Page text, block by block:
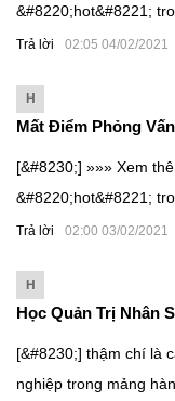
&#8220;hot&#8221;
Trả lời 02:05 04/02/2021
H
Mất Điểm Phỏng
[&#8230;] »»» Xem
&#8220;hot&#8221;
Trả lời 02:00 03/02/2021
H
Học Quản Trị Nhân
[&#8230;] thậm chí là
nghiệp trong mảng